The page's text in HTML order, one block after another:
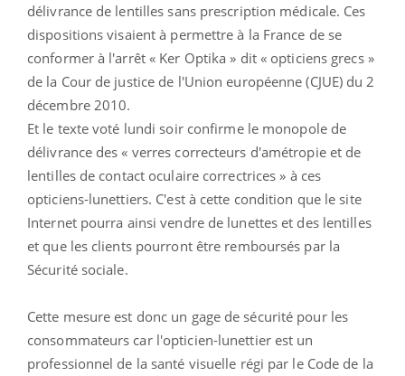
délivrance de lentilles sans prescription médicale. Ces
dispositions visaient à permettre à la France de se
conformer à l'arrêt « Ker Optika » dit « opticiens grecs »
de la Cour de justice de l'Union européenne (CJUE) du 2
décembre 2010.
Et le texte voté lundi soir confirme le monopole de
délivrance des « verres correcteurs d'amétropie et de
lentilles de contact oculaire correctrices » à ces
opticiens-lunettiers. C'est à cette condition que le site
Internet pourra ainsi vendre de lunettes et des lentilles
et que les clients pourront être remboursés par la
Sécurité sociale.
Cette mesure est donc un gage de sécurité pour les
consommateurs car l'opticien-lunettier est un
professionnel de la santé visuelle régi par le Code de la